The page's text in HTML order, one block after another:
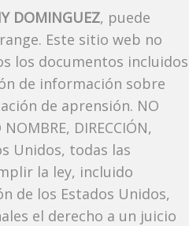
DOMINGUEZ, puede
Este sitio web no
los documentos incluidos
de información sobre
de aprensión. NO
DIRECCIÓN,
Unidos, todas las
la ley, incluido
de los Estados Unidos,
el derecho a un juicio